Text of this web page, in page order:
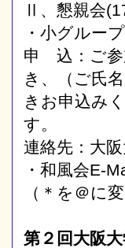
Ⅱ、懇親会
・小グルー
申 込：ご参
き、（ご氏
きお申込み
す。
連絡先：大
・和風会E-
（＊を＠に
第２回大阪